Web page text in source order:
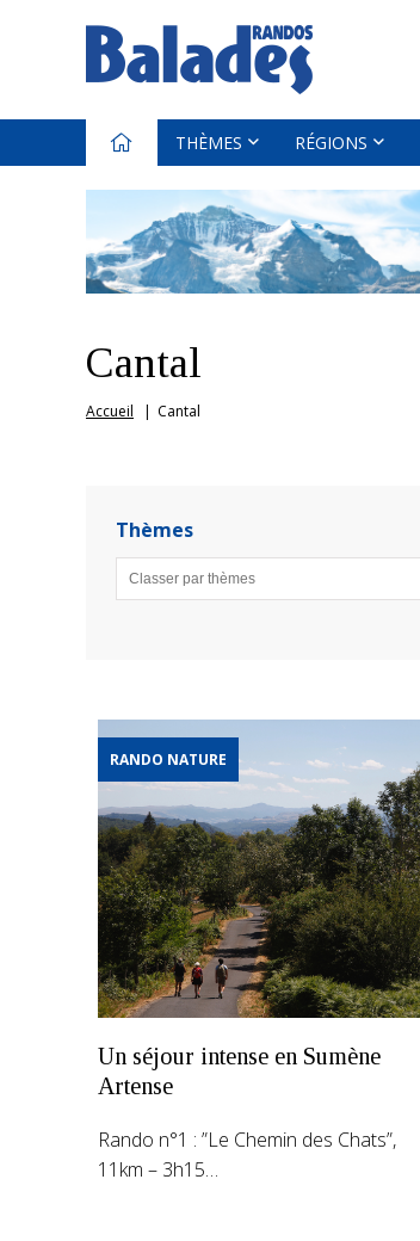
THÈMES RÉGIONS
Cantal
Accueil Cantal
Thèmes
RANDO NATURE
Un séjour intense en Sumène
Artense
Rando n°1 : ”Le Chemin des Chats”,
11km – 3h15…